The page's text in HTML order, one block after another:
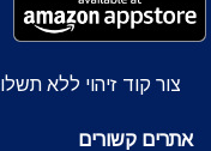
צור קוד זיהוי ללא
אתרים קשורים